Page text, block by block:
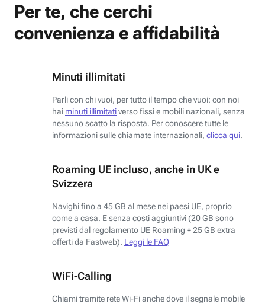
Per te, che cerchi
convenienza e affidabilità
Minuti illimitati
Parli con chi vuoi, per tutto il tempo che vuoi: con noi
hai minuti illimitativerso fissi e mobili nazionali, senza
nessuno scatto la risposta. Per conoscere tutte le
informazioni sulle chiamate internazionali, clicca qui.
Roaming UE incluso, anche in UK e
Svizzera
Navighi fino a 45 GB al mese nei paesi UE, proprio
come a casa. E senza costi aggiuntivi (20 GB sono
previsti dal regolamento UE Roaming + 25 GB extra
offerti da Fastweb). Leggi le FAQ
WiFi-Calling
Chiami tramite rete Wi-Fi anche dove il segnale mobile